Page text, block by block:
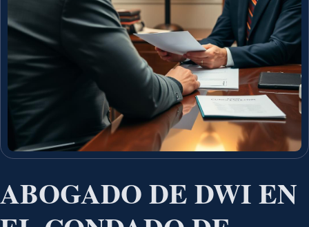
ABOGADO DE DWI EN